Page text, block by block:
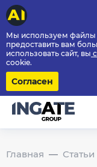
Мы используем файлы
предоставить вам
использовать сайт, вы
cookie.
Согласен
Главная